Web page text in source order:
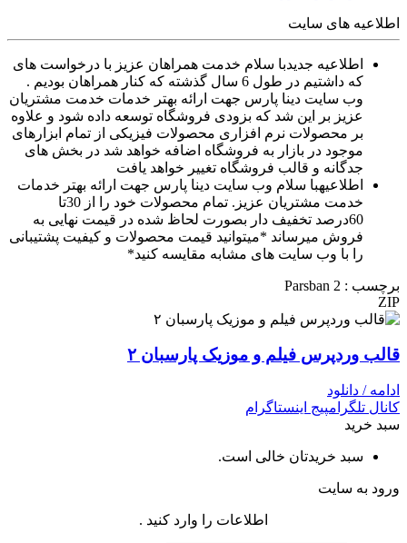
اطلاعیه های سایت
اطلاعیه جدیدبا سلام خدمت همراهان عزیز با درخواست های
که داشتیم در طول 6 سال گذشته که کنار همراهان بودیم .
وب سایت دینا پارس جهت ارائه بهتر خدمات خدمت مشتریان
عزیز بر این شد که بزودی فروشگاه توسعه داده شود و علاوه
بر محصولات نرم افزاری محصولات فیزیکی از تمام ابزارهای
موجود در بازار به فروشگاه اضافه خواهد شد در بخش های
جدگانه و قالب فروشگاه تغییر خواهد یافت
اطلاعیهبا سلام وب سایت دینا پارس جهت ارائه بهتر خدمات
خدمت مشتریان عزیز. تمام محصولات خود را از 30تا
60درصد تخفیف دار بصورت لحاظ شده در قیمت نهایی به
فروش میرساند *میتوانید قیمت محصولات و کیفیت پشتیبانی
را با وب سایت های مشابه مقایسه کنید*
برچسب : Parsban 2
ZIP
قالب وردپرس فیلم و موزیک پارسبان ۲
ادامه / دانلود
کانال تلگرامپیج اینستاگرام
سبد خرید
سبد خریدتان خالی است.
ورود به سایت
اطلاعات را وارد کنید .